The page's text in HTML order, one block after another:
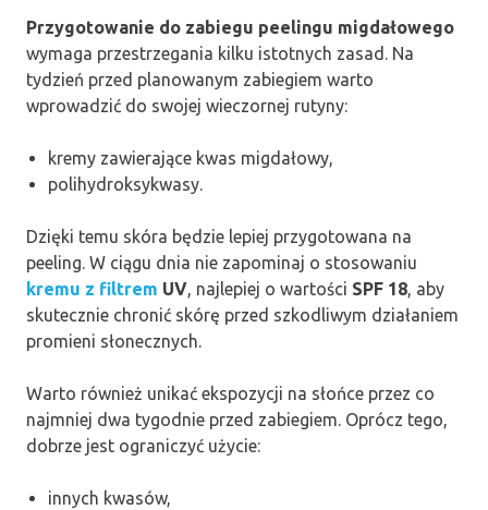
Przygotowanie do zabiegu peelingu migdałowego
wymaga przestrzegania kilku istotnych zasad. Na
tydzień przed planowanym zabiegiem warto
wprowadzić do swojej wieczornej rutyny:
kremy zawierające kwas migdałowy,
polihydroksykwasy.
Dzięki temu skóra będzie lepiej przygotowana na
peeling. W ciągu dnia nie zapominaj o stosowaniu
kremu z filtrem UV, najlepiej o wartości SPF 18, aby
skutecznie chronić skórę przed szkodliwym działaniem
promieni słonecznych.
Warto również unikać ekspozycji na słońce przez co
najmniej dwa tygodnie przed zabiegiem. Oprócz tego,
dobrze jest ograniczyć użycie:
innych kwasów,